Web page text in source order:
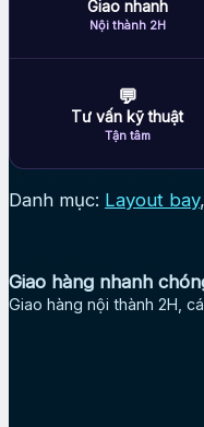
Giao nhanh
Nội thành 2H
💬
Tư vấn kỹ thuật
Tận tâm
Danh mục: Layout bay,
Giao hàng nhanh
Giao hàng nội thành 2H,